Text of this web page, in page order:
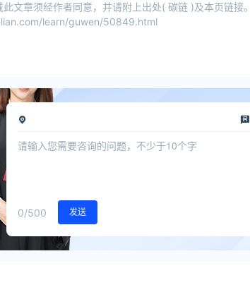
此文章须经作者同意，并请附上出处( 碳链 )及本页链接。
learn/guwen/50849.html
0/500 发送